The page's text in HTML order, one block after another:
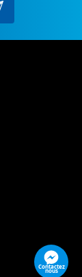
Contactez
nous